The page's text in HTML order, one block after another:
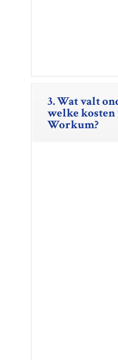
3. Wat valt
welke kosten
Workum?